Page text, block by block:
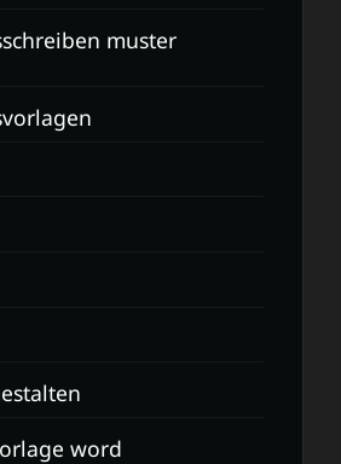
muster
word